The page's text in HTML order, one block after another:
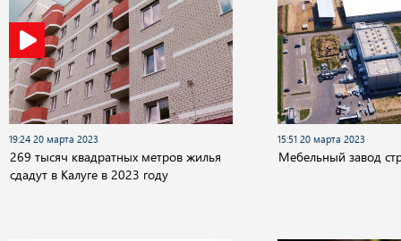
19:24 20 марта 2023
269 тысяч квадратных метров жилья
сдадут в Калуге в 2023 году
15:51 20 марта 2023
Мебельный завод